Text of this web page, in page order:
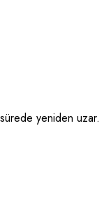
yeniden uzar.